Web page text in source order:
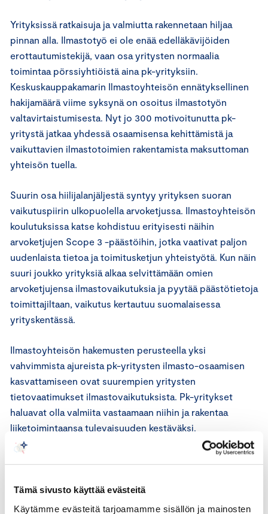
Tämä sivusto käyttää evästeitä
Käytämme evästeitä tarjoamamme sisällön ja mainosten
Yrityksissä ratkaisuja ja valmiutta rakennetaan hiljaa
pinnan alla. Ilmastotyö ei ole enää edelläkävijöiden
erottautumistekijä, vaan osa yritysten normaalia
toimintaa pörssiyhtiöistä aina pk-yrityksiin.
Keskuskauppakamarin Ilmastoyhteisön ennätyksellinen
hakijamäärä viime syksynä on osoitus ilmastotyön
valtavirtaistumisesta. Nyt jo 300 motivoitunutta pk-
yritystä jatkaa yhdessä osaamisensa kehittämistä ja
vaikuttavien ilmastotoimien rakentamista maksuttoman
yhteisön tuella.
Suurin osa hiilijalanjäljestä syntyy yrityksen suoran
vaikutuspiirin ulkopuolella arvoketjussa. Ilmastoyhteisön
koulutuksissa katse kohdistuu erityisesti näihin
arvoketjujen Scope 3 -päästöihin, jotka vaativat paljon
uudenlaista tietoa ja toimitusketjun yhteistyötä. Kun näin
suuri joukko yrityksiä alkaa selvittämään omien
arvoketjujensa ilmastovaikutuksia ja pyytää päästötietoja
toimittajiltaan, vaikutus kertautuu suomalaisessa
yrityskentässä.
Ilmastoyhteisön hakemusten perusteella yksi
vahvimmista ajureista pk-yritysten ilmasto-osaamisen
kasvattamiseen ovat suurempien yritysten
tietovaatimukset ilmastovaikutuksista. Pk-yritykset
haluavat olla valmiita vastaamaan niihin ja rakentaa
liiketoimintaansa tulevaisuuden kestäväksi.
Ilmastoyhteisön toteuttajana ja elinkeinoelämän
kannustaa pk-yrityksiä kasvattamaan osaamistaan ja
etsimään ratkaisuja yhdessä. Kyse on siitä, että kaikki